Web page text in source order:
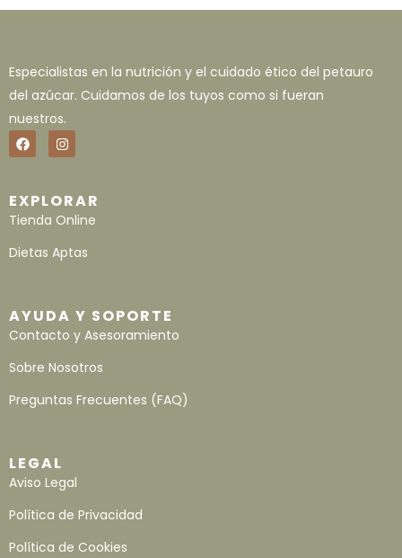
Especialistas en la nutrición y el cuidado ético del petauro
del azúcar. Cuidamos de los tuyos como si fueran
nuestros.
EXPLORAR
Tienda Online
Dietas Aptas
AYUDA Y SOPORTE
Contacto y Asesoramiento
Sobre Nosotros
Preguntas Frecuentes (FAQ)
LEGAL
Aviso Legal
Política de Privacidad
Política de Cookies